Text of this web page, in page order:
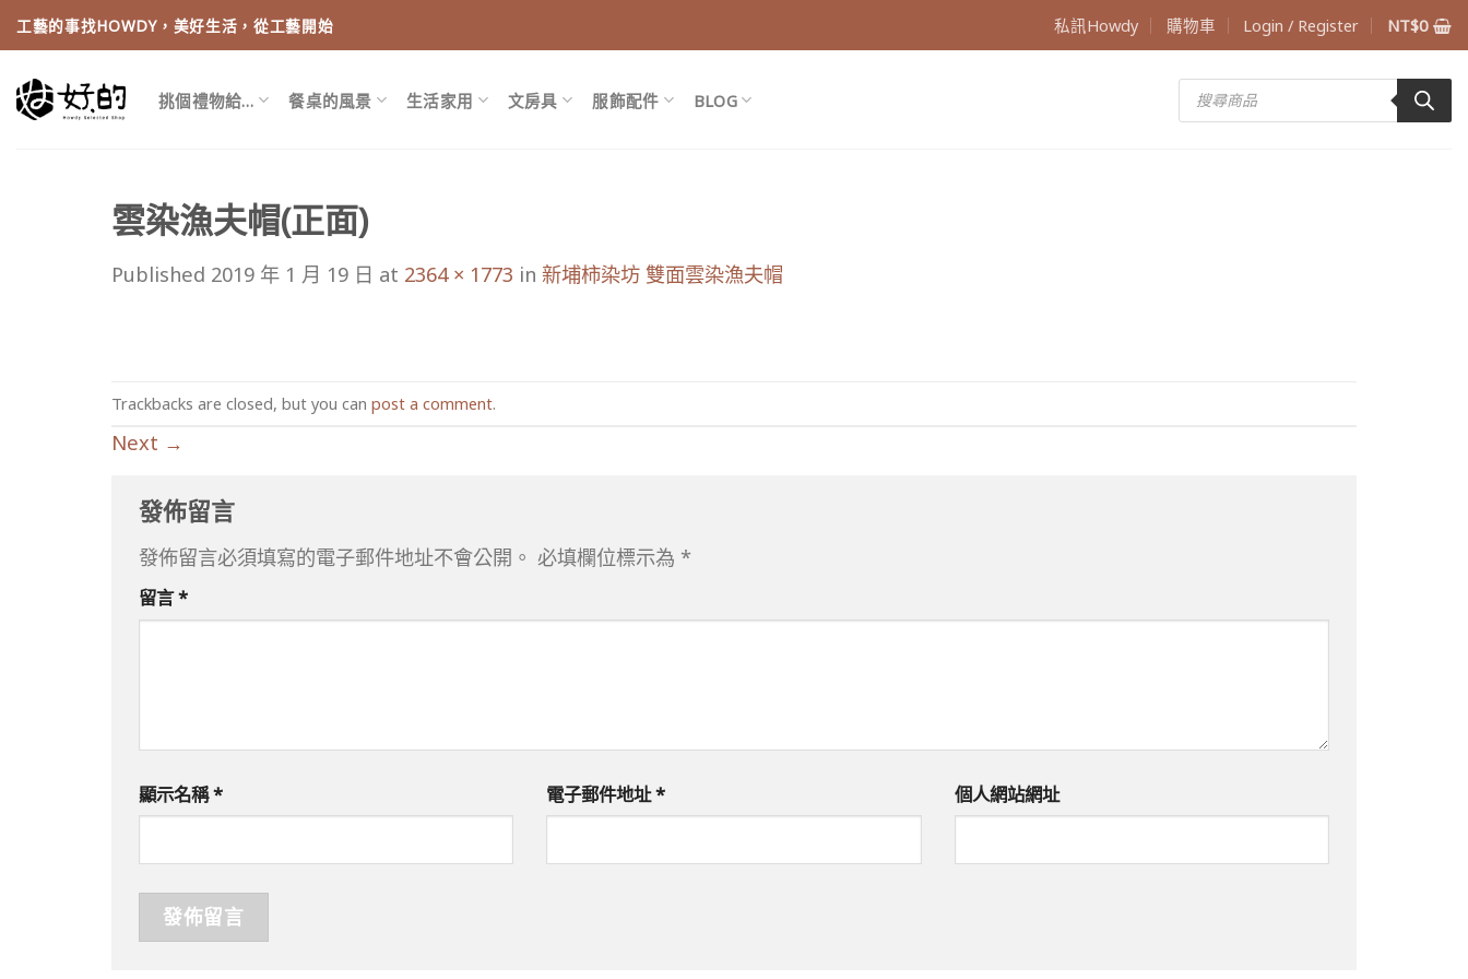
Skip
to
content
工藝的事找HOWDY，美好生活，從工藝開始 私訊Howdy 購物車 Login / Register NT$0
挑個禮物給… 餐桌的風景 生活家用 文房具 服飾配件 BLOG
Products
search
雲染漁夫帽(正面)
Published 2019 年 1 月 19 日 at 2364 × 1773 in 新埔柿染坊 雙面雲染漁夫帽
Trackbacks are closed, but you can post a comment.
Next →
發佈留言
發佈留言必須填寫的電子郵件地址不會公開。 必填欄位標示為 *
留言*
顯示名稱* 電子郵件地址* 個人網站網址